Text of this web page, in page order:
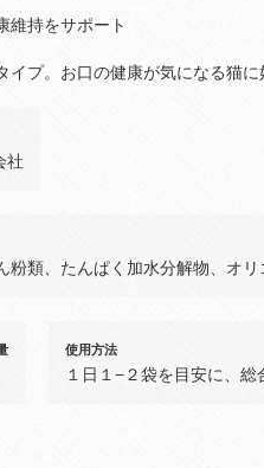
維持をサポート
プ。お口の健康が気になる猫に
社
粉類、たんぱく加水分解物、オ
使用方法
１日１−２袋を目安に、総